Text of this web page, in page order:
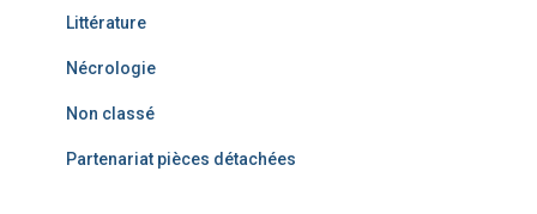
Littérature
Nécrologie
Non classé
Partenariat pièces détachées